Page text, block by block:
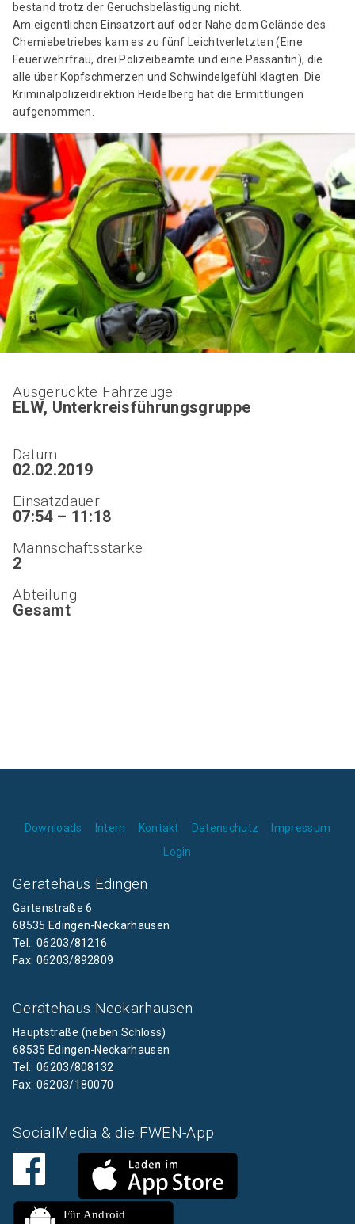
bestand trotz der Geruchsbelästigung nicht.
Am eigentlichen Einsatzort auf oder Nahe dem Gelände des
Chemiebetriebes kam es zu fünf Leichtverletzten (Eine
Feuerwehrfrau, drei Polizeibeamte und eine Passantin), die
alle über Kopfschmerzen und Schwindelgefühl klagten. Die
Kriminalpolizeidirektion Heidelberg hat die Ermittlungen
aufgenommen.
Ausgerückte Fahrzeuge
ELW, Unterkreisführungsgruppe
Datum
02.02.2019
Einsatzdauer
07:54 – 11:18
Mannschaftsstärke
2
Abteilung
Gesamt
Downloads Intern Kontakt Datenschutz
Impressum
Login
Gerätehaus Edingen
Gartenstraße 6
68535 Edingen-Neckarhausen
Tel.: 06203/81216
Fax: 06203/892809
Gerätehaus Neckarhausen
Hauptstraße (neben Schloss)
68535 Edingen-Neckarhausen
Tel.: 06203/808132
Fax: 06203/180070
SocialMedia & die FWEN-App